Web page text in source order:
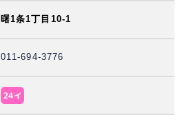
曙1条1丁目10-1
011-694-3776